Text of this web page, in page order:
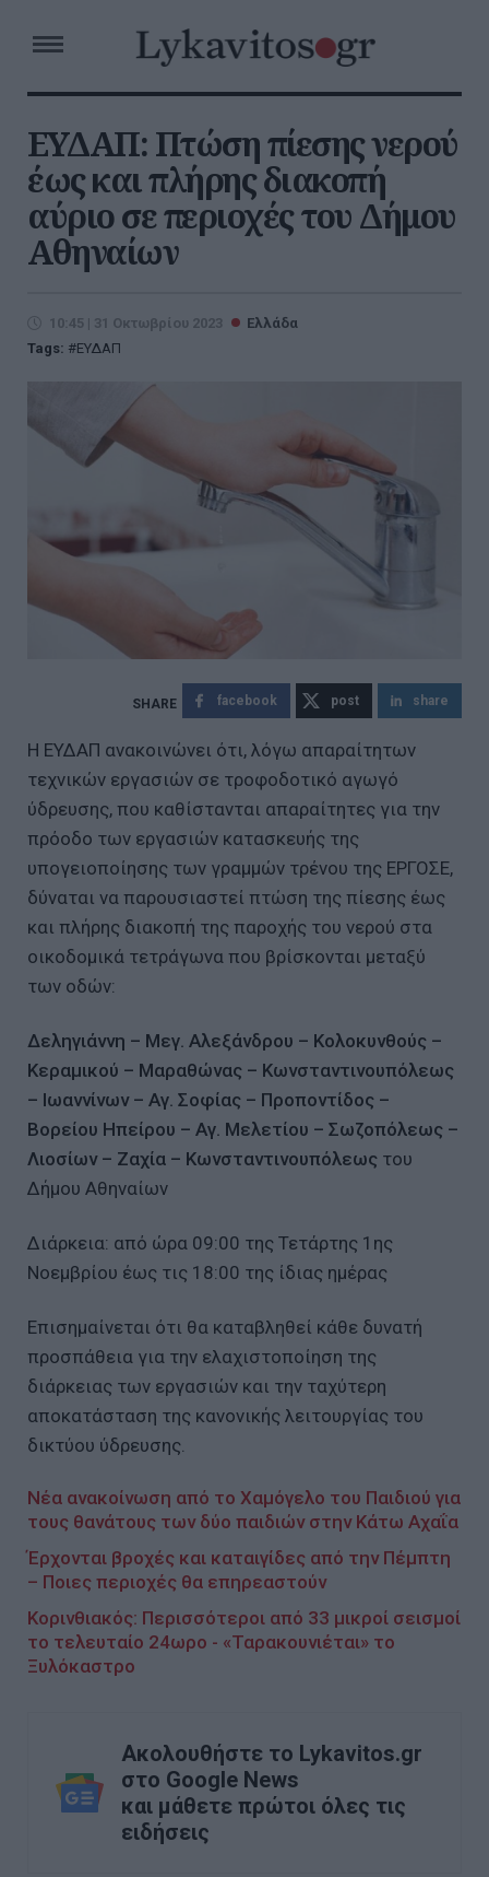
ΕΥΔΑΠ: Πτώση πίεσης νερού
έως και πλήρης διακοπή
αύριο σε περιοχές του Δήμου
Αθηναίων
10:45 | 31 Οκτωβρίου 2023
Ελλάδα
Tags:
ΕΥΔΑΠ
facebook post share
Η ΕΥΔΑΠ ανακοινώνει ότι, λόγω απαραίτητων
τεχνικών εργασιών σε τροφοδοτικό αγωγό
ύδρευσης, που καθίστανται απαραίτητες για την
πρόοδο των εργασιών κατασκευής της
υπογειοποίησης των γραμμών τρένου της ΕΡΓΟΣΕ,
δύναται να παρουσιαστεί πτώση της πίεσης έως
και πλήρης διακοπή της παροχής του νερού στα
οικοδομικά τετράγωνα που βρίσκονται μεταξύ
των οδών:
Δεληγιάννη – Μεγ. Αλεξάνδρου – Κολοκυνθούς –
Κεραμικού – Μαραθώνας – Κωνσταντινουπόλεως
– Ιωαννίνων – Αγ. Σοφίας – Προποντίδος –
Βορείου Ηπείρου – Αγ. Μελετίου – Σωζοπόλεως –
Λιοσίων – Ζαχία – Κωνσταντινουπόλεως του
Δήμου Αθηναίων
Διάρκεια: από ώρα 09:00 της Τετάρτης 1ης
Νοεμβρίου έως τις 18:00 της ίδιας ημέρας
Επισημαίνεται ότι θα καταβληθεί κάθε δυνατή
προσπάθεια για την ελαχιστοποίηση της
διάρκειας των εργασιών και την ταχύτερη
αποκατάσταση της κανονικής λειτουργίας του
δικτύου ύδρευσης.
Νέα ανακοίνωση από το Χαμόγελο του Παιδιού για
τους θανάτους των δύο παιδιών στην Κάτω Αχαΐα
Έρχονται βροχές και καταιγίδες από την Πέμπτη
– Ποιες περιοχές θα επηρεαστούν
Κορινθιακός: Περισσότεροι από 33 μικροί σεισμοί
το τελευταίο 24ωρο - «Ταρακουνιέται» το
Ξυλόκαστρο
Ακολουθήστε το Lykavitos.gr
στο Google News
και μάθετε πρώτοι όλες τις
ειδήσεις